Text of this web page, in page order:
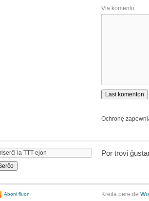
Via komento
Ochronę
Por trovi
Aboni fluon Kreita pere de